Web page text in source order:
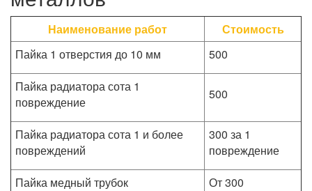
Наименование работ
Стоимость
Пайка 1 отверстия до 10 мм
500
Пайка радиатора сота 1
повреждение
500
Пайка радиатора сота 1 и более
повреждений
300 за 1
повреждение
Пайка медный трубок
От 300